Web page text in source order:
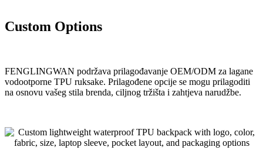
Custom Options
FENGLINGWAN podržava prilagođavanje OEM/ODM za lagane
vodootporne TPU ruksake. Prilagođene opcije se mogu prilagoditi
na osnovu vašeg stila brenda, ciljnog tržišta i zahtjeva narudžbe.